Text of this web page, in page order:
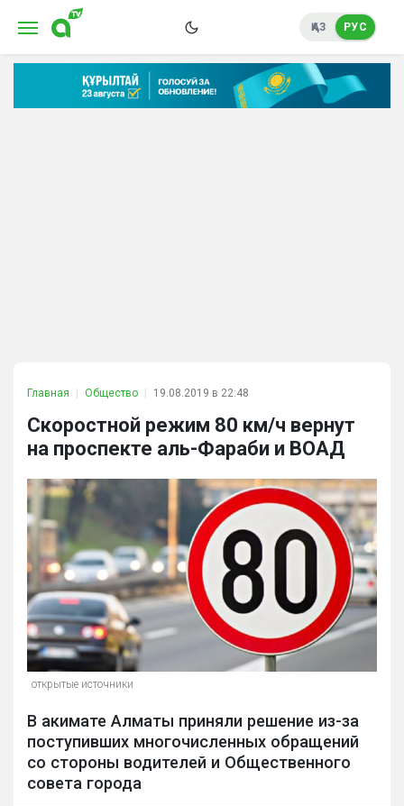
ҚАЗ РУС
Главная Общество 19.08.2019 в 22:48
Скоростной режим 80 км/ч вернут
на проспекте аль-Фараби и ВОАД
открытые источники
В акимате Алматы приняли решение из-за
поступивших многочисленных обращений
со стороны водителей и Общественного
совета города